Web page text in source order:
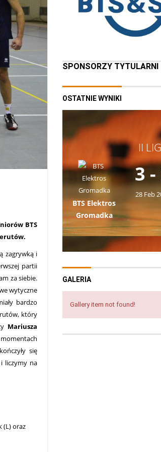
BTS
zagrywką i
partii
za siebie.
wytyczne
bardzo
który
Mariusza
się
liczymy na
(L) oraz
SPONSORZY TYTULARNI
OSTATNIE WYNIKI
II
BTS Elektros
Gromadka
3 -
28 Feb
GALERIA
Gallery item not found!